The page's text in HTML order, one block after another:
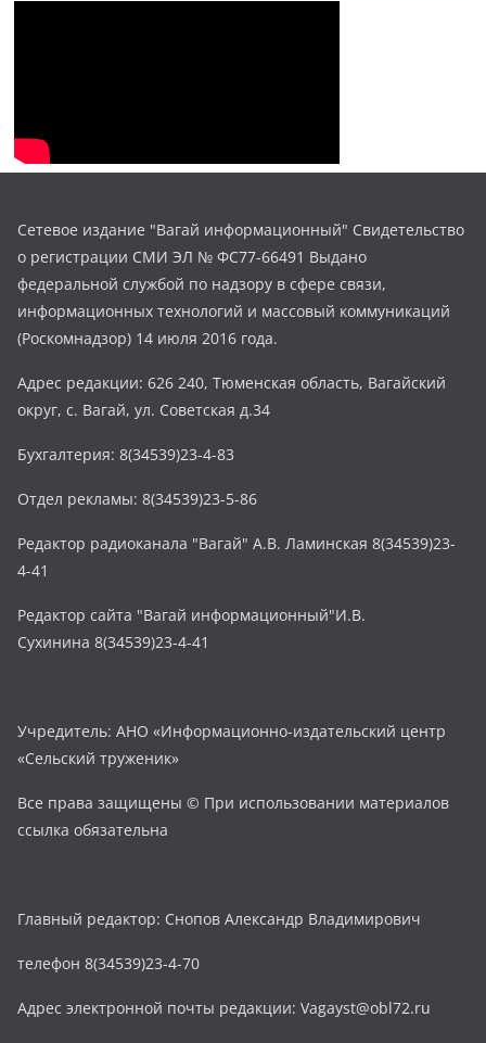
Сетевое издание "Вагай информационный" Свидетельство
о регистрации СМИ ЭЛ № ФС77-66491 Выдано
федеральной службой по надзору в сфере связи,
информационных технологий и массовый коммуникаций
(Роскомнадзор) 14 июля 2016 года.
Адрес редакции: 626 240, Тюменская область, Вагайский
округ, с. Вагай, ул. Советская д.34
Бухгалтерия: 8(34539)23-4-83
Отдел рекламы: 8(34539)23-5-86
Редактор радиоканала "Вагай" А.В. Ламинская 8(34539)23-
4-41
Редактор сайта "Вагай информационный"И.В.
Сухинина 8(34539)23-4-41
Учредитель: АНО «Информационно-издательский центр
«Сельский труженик»
Все права защищены © При использовании материалов
ссылка обязательна
Главный редактор: Снопов Александр Владимирович
телефон 8(34539)23-4-70
Адрес электронной почты редакции: Vagayst@obl72.ru